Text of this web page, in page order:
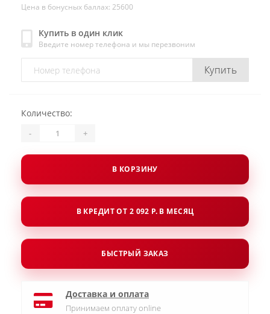
Цена в бонусных баллах: 25600
Купить в один клик
Введите номер телефона и мы перезвоним
Купить
Количество:
- +
В КОРЗИНУ
В КРЕДИТ ОТ 2 092 Р. В МЕСЯЦ
БЫСТРЫЙ ЗАКАЗ
Доставка и оплата
Принимаем оплату online